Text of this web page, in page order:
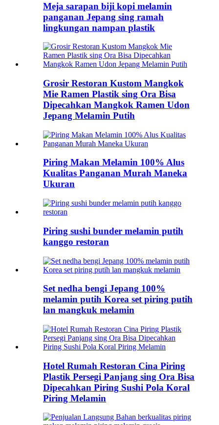
Meja sarapan biji kopi melamin
panganan Jepang sing ramah
lingkungan nampan plastik
Grosir Restoran Kustom Mangkok
Mie Ramen Plastik sing Ora Bisa
Dipecahkan Mangkok Ramen Udon
Jepang Melamin Putih
Piring Makan Melamin 100% Alus
Kualitas Panganan Murah Maneka
Ukuran
Piring sushi bunder melamin putih
kanggo restoran
Set nedha bengi Jepang 100%
melamin putih Korea set piring putih
lan mangkuk melamin
Hotel Rumah Restoran Cina Piring
Plastik Persegi Panjang sing Ora Bisa
Dipecahkan Piring Sushi Pola Koral
Piring Melamin